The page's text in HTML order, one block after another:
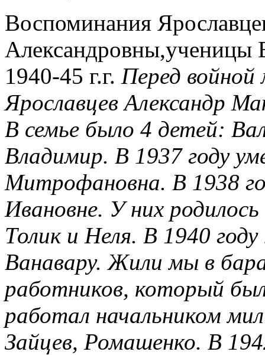
Воспоминания
Александровны,ученицы
1940-45 г.г. Перед
Ярославцев Александр
В семье было 4 детей:
Владимир. В 1937 году
Митрофановна. В 1938
Ивановне. У них
Толик и Неля. В 1940 году
Ванавару. Жили мы в
работников, который
работал начальником
Зайцев, Ромашенко. В